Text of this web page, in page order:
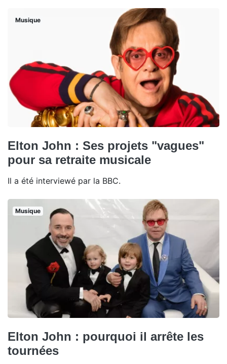
Musique
Elton John : Ses projets "vagues"
pour sa retraite musicale
Il a été interviewé par la BBC.
Musique
Elton John : pourquoi il arrête les
tournées